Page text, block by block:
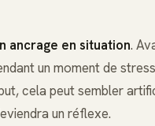
ancrage en situation.
un moment de
cela peut sembler
un réflexe.